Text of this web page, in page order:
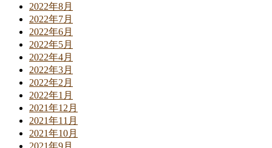
2022年8月
2022年7月
2022年6月
2022年5月
2022年4月
2022年3月
2022年2月
2022年1月
2021年12月
2021年11月
2021年10月
2021年9月